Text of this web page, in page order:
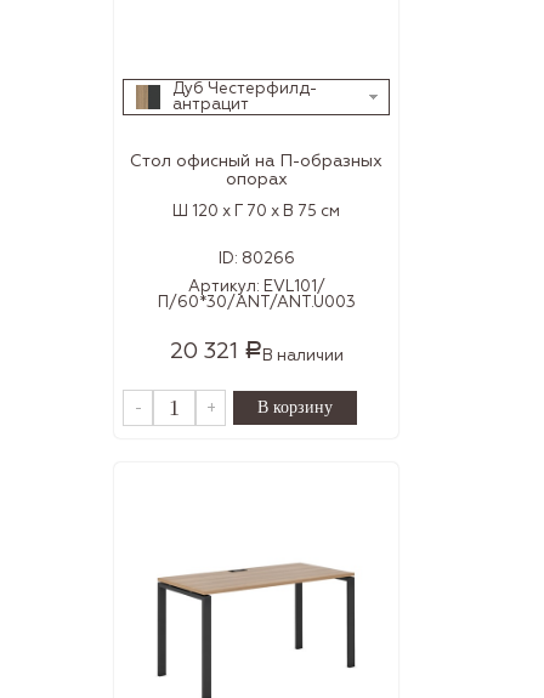
Дуб Честерфилд-
антрацит
Стол офисный на П-образных
опорах
Ш 120 x Г 70 x В 75 см
ID: 80266
Артикул: EVL101/
П/60*30/ANT/ANT.U003
20 321 Р В наличии
- +